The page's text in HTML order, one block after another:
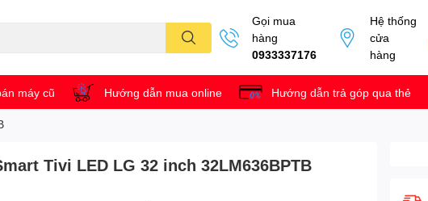
Gọi mua
hàng
0933337176
Hệ thống
cửa
hàng
máy cũ Hướng dẫn mua online Hướng dẫn trả góp qua thẻ
Tivi LED LG 32 inch 32LM636BPTB